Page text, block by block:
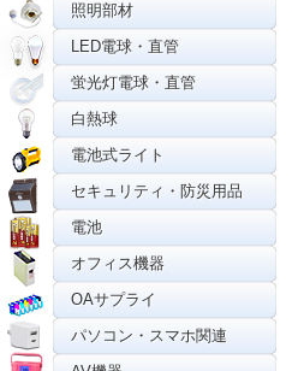
照明部材
LED電球・直管
蛍光灯電球・直管
白熱球
電池式ライト
セキュリティ・防災用品
電池
オフィス機器
OAサプライ
パソコン・スマホ関連